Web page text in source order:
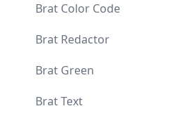
Brat Color Code
Brat Redactor
Brat Green
Brat Text